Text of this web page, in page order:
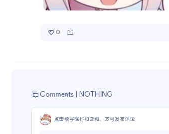
0
Comments | NOTHING
点击填写昵称和邮箱，方可发布评论